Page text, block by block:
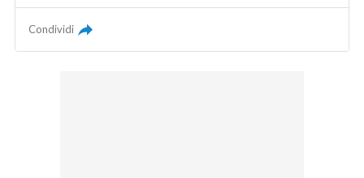
Condividi